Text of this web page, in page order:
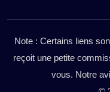
Note : Certains liens
reçoit une petite
vous. Notre